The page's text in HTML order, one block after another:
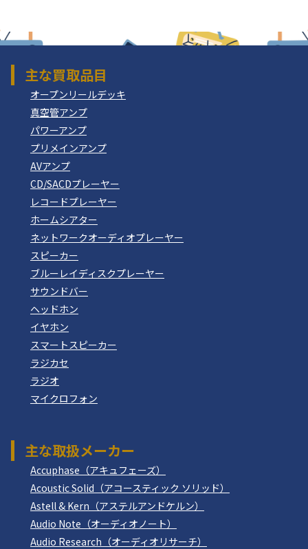
主な買取品目
オープンリールデッキ
真空管アンプ
パワーアンプ
プリメインアンプ
AVアンプ
CD/SACDプレーヤー
レコードプレーヤー
ホームシアター
ネットワークオーディオプレーヤー
スピーカー
ブルーレイディスクプレーヤー
サウンドバー
ヘッドホン
イヤホン
スマートスピーカー
ラジカセ
ラジオ
マイクロフォン
主な取扱メーカー
Accuphase（アキュフェーズ）
Acoustic Solid（アコースティック ソリッド）
Astell & Kern（アステルアンドケルン）
Audio Note（オーディオノート）
Audio Research（オーディオリサーチ）